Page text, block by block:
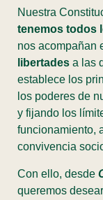
Nuestra
tenemos todos
nos acompañan
libertades a las
establece los
los poderes de
y fijando los
funcionamiento,
convivencia
Con ello, desde
queremos